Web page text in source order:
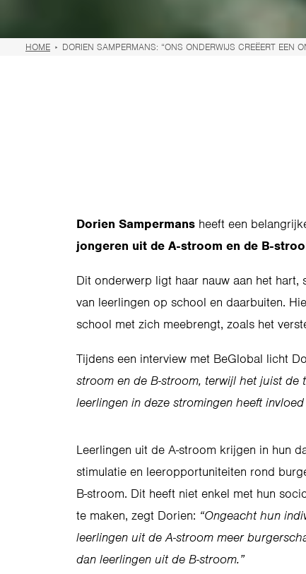
HOME DORIEN SAMPERMANS: “ONS ONDERWIJS CREËERT EEN
Dorien Sampermans heeft een
jongeren uit de A-stroom en de B-
Dit onderwerp ligt haar nauw aan het
van leerlingen op school en daarbuiten.
school met zich meebrengt, zoals het
Tijdens een interview met BeGlobal licht
stroom en de B-stroom, terwijl het juist de
leerlingen in deze stromingen heeft
Leerlingen uit de A-stroom krijgen in hun
stimulatie en leeropportuniteiten rond
B-stroom. Dit heeft niet enkel met hun
te maken, zegt Dorien: “Ongeacht hun
leerlingen uit de A-stroom meer
dan leerlingen uit de B-stroom.”